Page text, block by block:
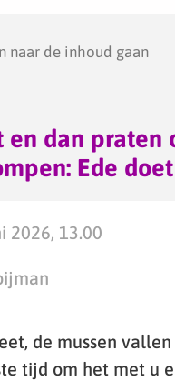
naar de inhoud gaan
en dan praten
Ede
2026, 13.00
de mussen
tijd om het met u